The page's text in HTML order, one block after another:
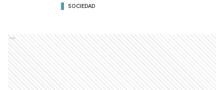
SOCIEDAD
Ads